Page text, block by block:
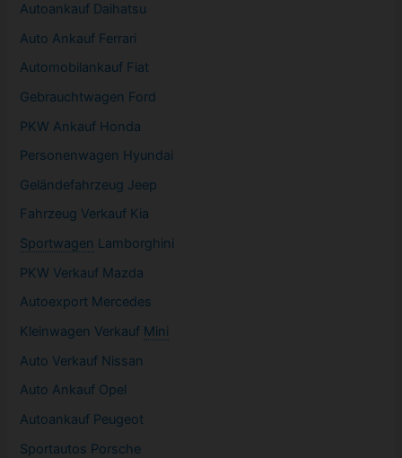
Autoankauf Daihatsu
Auto Ankauf Ferrari
Automobilankauf Fiat
Gebrauchtwagen Ford
PKW Ankauf Honda
Personenwagen Hyundai
Geländefahrzeug Jeep
Fahrzeug Verkauf Kia
Sportwagen Lamborghini
PKW Verkauf Mazda
Autoexport Mercedes
Kleinwagen Verkauf Mini
Auto Verkauf Nissan
Auto Ankauf Opel
Autoankauf Peugeot
Sportautos Porsche